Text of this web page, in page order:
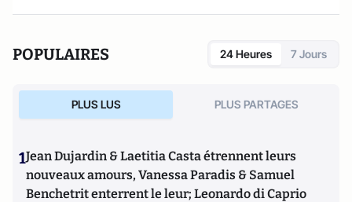
(Ellipses, 2008)
POPULAIRES 24 Heures 7 Jours
PLUS LUS PLUS PARTAGES
1Jean Dujardin & Laetitia Casta étrennent leurs
nouveaux amours, Vanessa Paradis & Samuel
Benchetrit enterrent le leur; Leonardo di Caprio